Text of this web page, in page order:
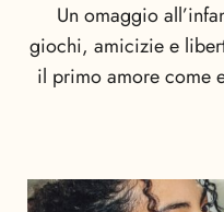
Un omaggio
giochi, amicizie e
il primo amore come